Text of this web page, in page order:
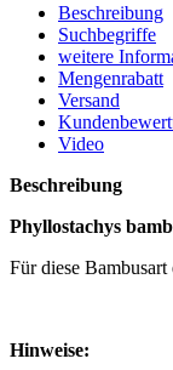
Beschreibung
Suchbegriffe
weitere
Mengenrabatt
Versand
Video
Beschreibung
Phyllostachys
Für diese
Hinweise: